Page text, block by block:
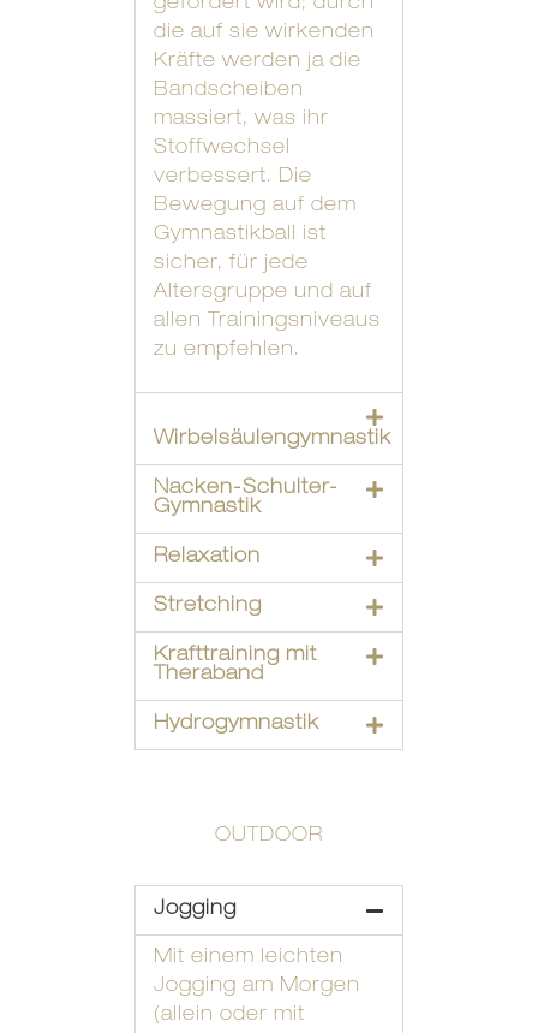
gefördert wird; durch
die auf sie wirkenden
Kräfte werden ja die
Bandscheiben
massiert, was ihr
Stoffwechsel
verbessert. Die
Bewegung auf dem
Gymnastikball ist
sicher, für jede
Altersgruppe und auf
allen Trainingsniveaus
zu empfehlen.
Wirbelsäulengymnastik
Nacken-Schulter-
Gymnastik
Relaxation
Stretching
Krafttraining mit
Theraband
Hydrogymnastik
OUTDOOR
Jogging
Mit einem leichten
Jogging am Morgen
(allein oder mit